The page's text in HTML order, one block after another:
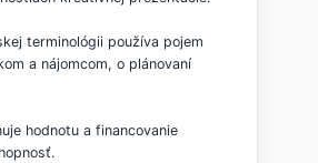
terminológii používa pojem
a nájomcom, o plánovaní
hodnotu a financovanie